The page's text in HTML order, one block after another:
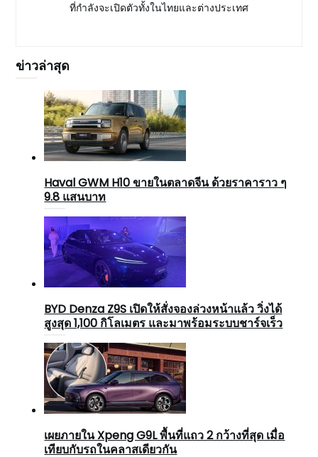
ที่กำลังจะเปิดตัวทั้งในไทยและต่างประเทศ
ข่าวล่าสุด
Haval GWM H10 ขายในตลาดจีน ด้วยราคาราว ๆ
9.8 แสนบาท
BYD Denza Z9S เปิดให้สั่งจองล่วงหน้าแล้ว วิ่งได้
สูงสุด 1,100 กิโลเมตร และมาพร้อมระบบชาร์จเร็ว
เผยภายใน Xpeng G9L พื้นที่แถว 2 กว้างที่สุด เมื่อ
เทียบกับรถในคลาสเดียวกัน